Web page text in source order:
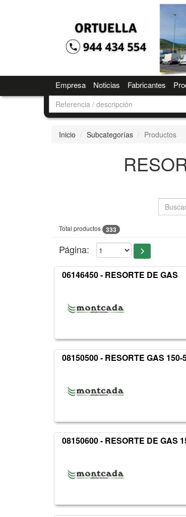
Empresa Noticias Fabricantes
Inicio Subcategorías Productos
Total productos 333
Página:
06146450 - RESORTE DE GAS
08150500 - RESORTE GAS 150-
08150600 - RESORTE DE GAS